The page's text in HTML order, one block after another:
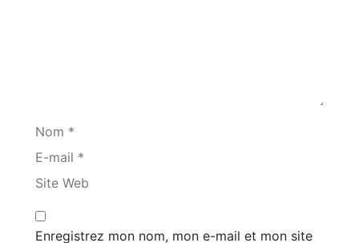
Nom *
E-mail *
Site Web
Enregistrez mon nom, mon e-mail et mon site